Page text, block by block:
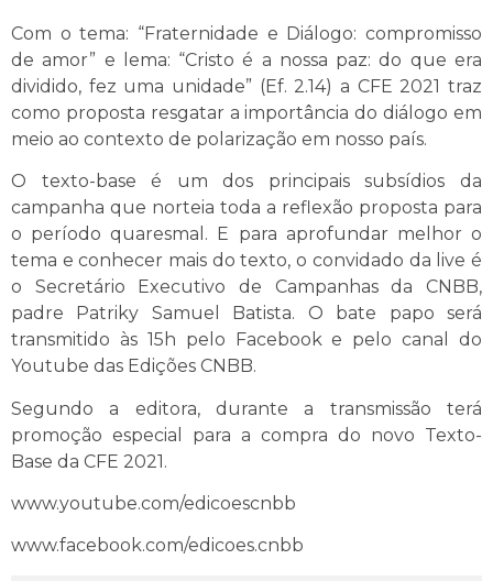
Com o tema: “Fraternidade e Diálogo: compromisso
de amor” e lema: “Cristo é a nossa paz: do que era
dividido, fez uma unidade” (Ef. 2.14) a CFE 2021 traz
como proposta resgatar a importância do diálogo em
meio ao contexto de polarização em nosso país.
O texto-base é um dos principais subsídios da
campanha que norteia toda a reflexão proposta para
o período quaresmal. E para aprofundar melhor o
tema e conhecer mais do texto, o convidado da live é
o Secretário Executivo de Campanhas da CNBB,
padre Patriky Samuel Batista. O bate papo será
transmitido às 15h pelo Facebook e pelo canal do
Youtube das Edições CNBB.
Segundo a editora, durante a transmissão terá
promoção especial para a compra do novo Texto-
Base da CFE 2021.
www.youtube.com/edicoescnbb
www.facebook.com/edicoes.cnbb